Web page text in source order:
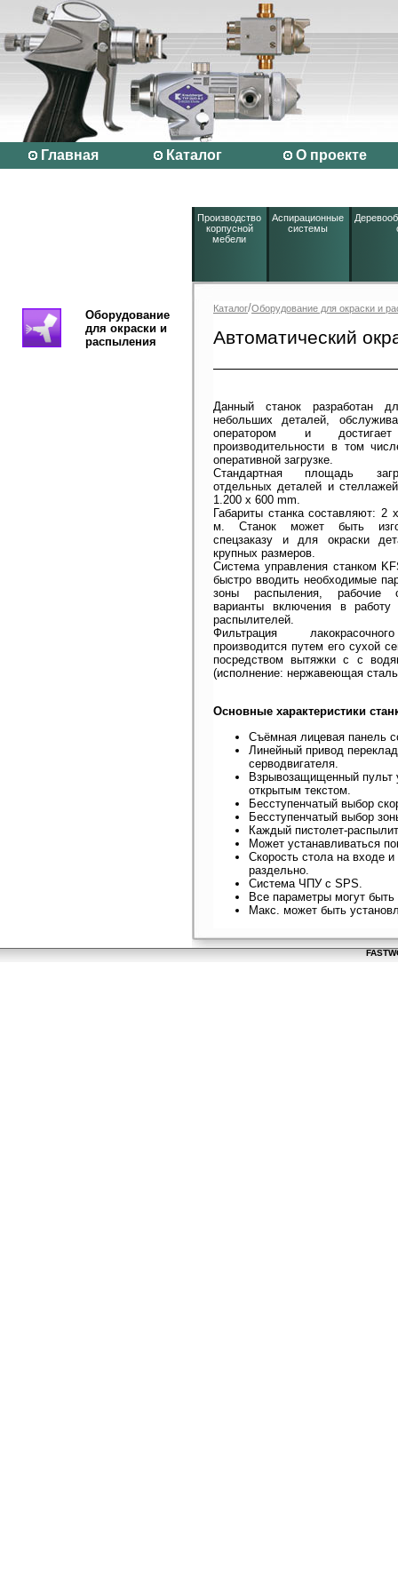
Главная Каталог О проекте
Производство
корпусной
мебели
Аспирационные
системы
Оборудование
для окраски и
распыления
Каталог/Оборудование для окраски и
Автоматический
Данный станок разработан
небольших деталей,
оператором и
производительности в том
оперативной загрузке.
Стандартная площадь
отдельных деталей и
1.200 x 600 mm.
Габариты станка составляют: 2
м. Станок может быть
спецзаказу и для окраски
крупных размеров.
Система управления станком
быстро вводить необходимые
зоны распыления, рабочие
варианты включения в работу
распылителей.
Фильтрация
производится путем его сухой
посредством вытяжки с с
(исполнение: нержавеющая
Основные характеристики
Съёмная лицевая панель
Линейный привод
серводвигателя.
Взрывозащищенный пульт
открытым текстом.
Бесступенчатый выбор
Бесступенчатый выбор
Каждый пистолет-
Может устанавливаться
Скорость стола на входе
раздельно.
Система ЧПУ с SPS.
Все параметры могут
Макс. может быть